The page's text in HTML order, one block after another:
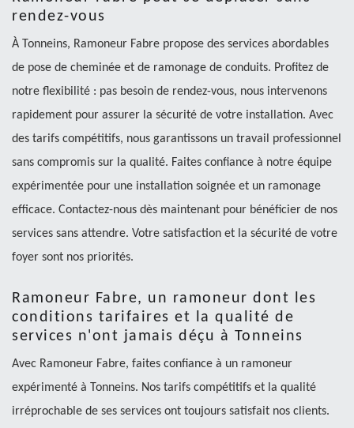
rendez-vous
À Tonneins, Ramoneur Fabre propose des services abordables
de pose de cheminée et de ramonage de conduits. Profitez de
notre flexibilité : pas besoin de rendez-vous, nous intervenons
rapidement pour assurer la sécurité de votre installation. Avec
des tarifs compétitifs, nous garantissons un travail professionnel
sans compromis sur la qualité. Faites confiance à notre équipe
expérimentée pour une installation soignée et un ramonage
efficace. Contactez-nous dès maintenant pour bénéficier de nos
services sans attendre. Votre satisfaction et la sécurité de votre
foyer sont nos priorités.
Ramoneur Fabre, un ramoneur dont les
conditions tarifaires et la qualité de
services n'ont jamais déçu à Tonneins
Avec Ramoneur Fabre, faites confiance à un ramoneur
expérimenté à Tonneins. Nos tarifs compétitifs et la qualité
irréprochable de ses services ont toujours satisfait nos clients.